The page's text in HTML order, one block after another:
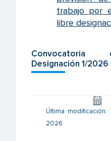
trabajo por
libre
Designación 1/2026
Última modificación:
2026